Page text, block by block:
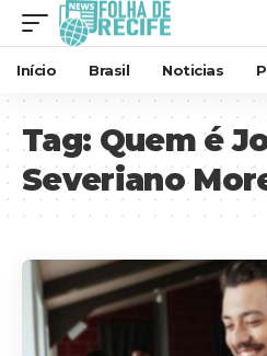
Início Brasil Noticias
Tag: Quem é
Severiano